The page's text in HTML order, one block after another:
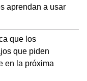
aprendan a usar
que los
que piden
en la próxima